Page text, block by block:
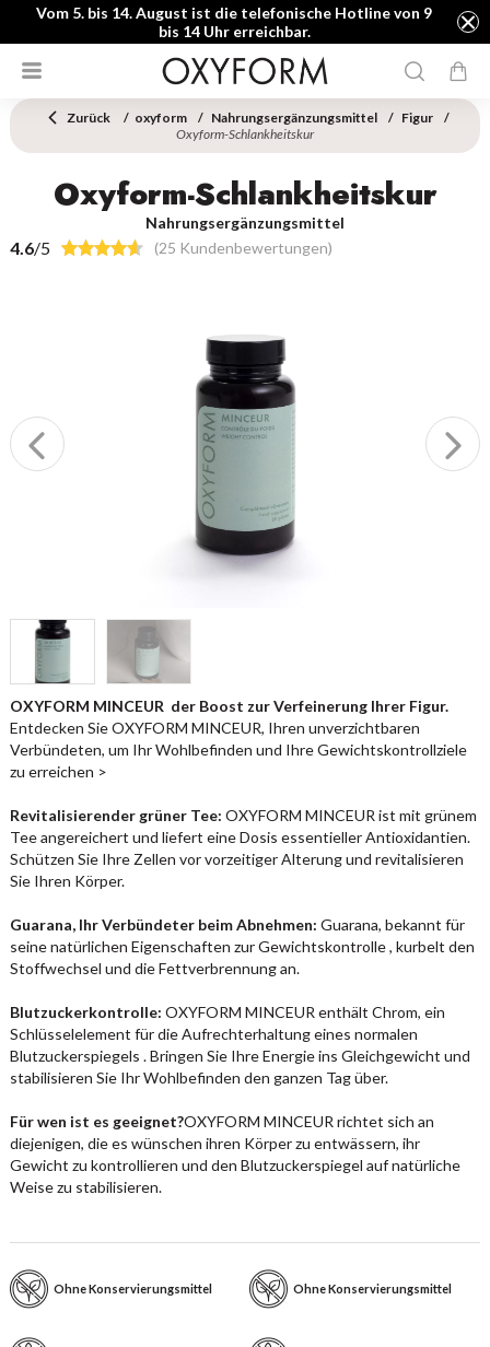
Vom 5. bis 14. August ist die telefonische Hotline von 9
bis 14 Uhr erreichbar.
Zurück oxyform Nahrungsergänzungsmittel
Figur
Oxyform-Schlankheitskur
Oxyform-Schlankheitskur
Nahrungsergänzungsmittel
4.6/5 (25 Kundenbewertungen)
OXYFORM MINCEUR  der Boost zur Verfeinerung Ihrer Figur.
Entdecken Sie OXYFORM MINCEUR, Ihren unverzichtbaren
Verbündeten, um Ihr Wohlbefinden und Ihre Gewichtskontrollziele
zu erreichen >
Revitalisierender grüner Tee: OXYFORM MINCEUR ist mit grünem
Tee angereichert und liefert eine Dosis essentieller Antioxidantien.
Schützen Sie Ihre Zellen vor vorzeitiger Alterung und revitalisieren
Sie Ihren Körper.
Guarana, Ihr Verbündeter beim Abnehmen: Guarana, bekannt für
seine natürlichen Eigenschaften zur Gewichtskontrolle , kurbelt den
Stoffwechsel und die Fettverbrennung an.
Blutzuckerkontrolle: OXYFORM MINCEUR enthält Chrom, ein
Schlüsselelement für die Aufrechterhaltung eines normalen
Blutzuckerspiegels . Bringen Sie Ihre Energie ins Gleichgewicht und
stabilisieren Sie Ihr Wohlbefinden den ganzen Tag über.
Für wen ist es geeignet?OXYFORM MINCEUR richtet sich an
diejenigen, die es wünschen ihren Körper zu entwässern, ihr
Gewicht zu kontrollieren und den Blutzuckerspiegel auf natürliche
Weise zu stabilisieren.
Ohne Konservierungsmittel Ohne Konservierungsmittel